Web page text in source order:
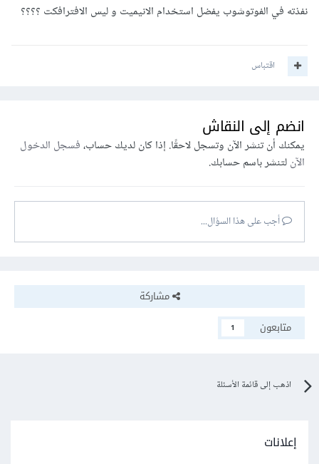
نفذته في الفوتوشوب يفضل استخدام الانيميت و ليس الافترافكت ؟؟؟؟
اقتباس
انضم إلى النقاش
يمكنك أن تنشر الآن وتسجل لاحقًا. إذا كان لديك حساب،فسجل الدخول
الآنلتنشر باسم حسابك.
أجب على هذا السؤال...
مشاركة
متابعون
1
اذهب إلى قائمة الأسئلة
إعلانات